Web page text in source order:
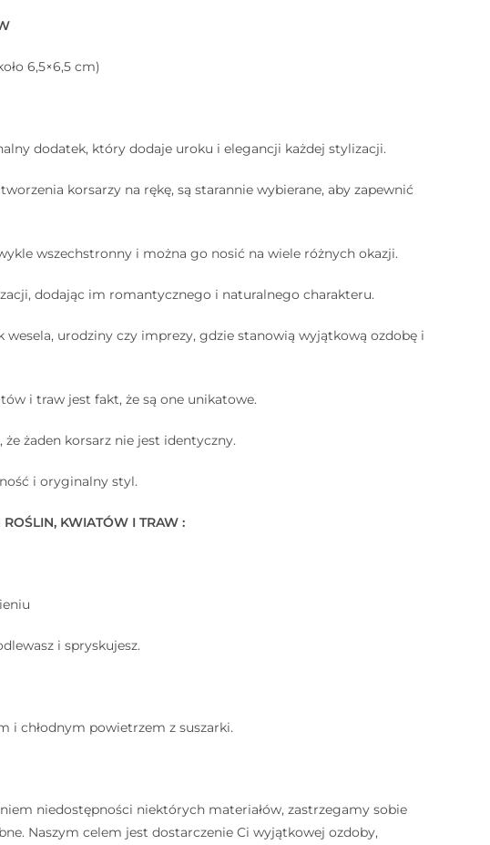
6,5×6,5 cm)
dodatek, który dodaje uroku i elegancji każdej stylizacji.
korsarzy na rękę, są starannie wybierane, aby zapewnić
wszechstronny i można go nosić na wiele różnych okazji.
dodając im romantycznego i naturalnego charakteru.
urodziny czy imprezy, gdzie stanowią wyjątkową ozdobę i
i traw jest fakt, że są one unikatowe.
żaden korsarz nie jest identyczny.
i oryginalny styl.
KWIATÓW I TRAW :
i spryskujesz.
i chłodnym powietrzem z suszarki.
niedostępności niektórych materiałów, zastrzegamy sobie
Naszym celem jest dostarczenie Ci wyjątkowej ozdoby,